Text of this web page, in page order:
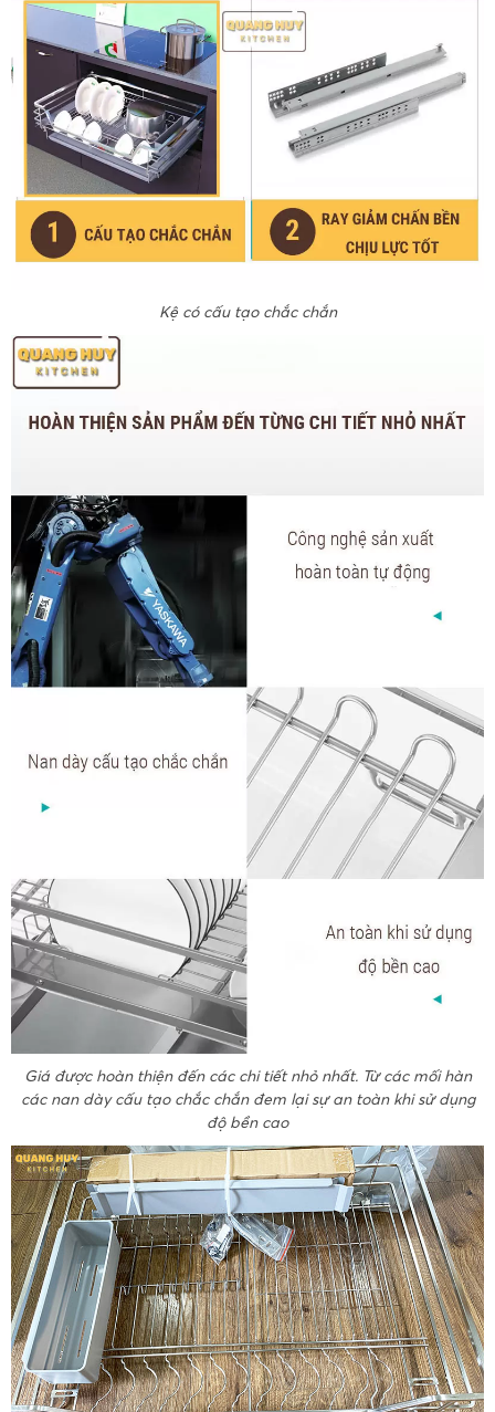
Kệ có cấu tạo chắc chắn
Giá được hoàn thiện đến các chi tiết nhỏ nhất. Từ các mối hàn
các nan dày cấu tạo chắc chắn đem lại sự an toàn khi sử dụng
độ bền cao